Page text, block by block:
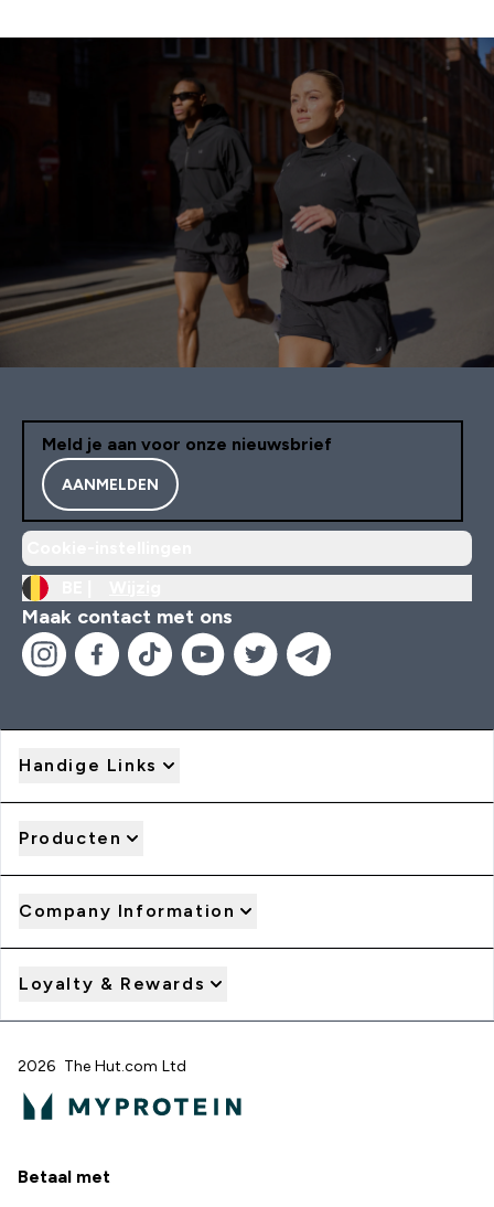
Meld je aan voor onze nieuwsbrief
AANMELDEN
Maak contact met ons
Handige Links
Producten
Company Information
Loyalty & Rewards
2026 The Hut.com Ltd
Betaal met